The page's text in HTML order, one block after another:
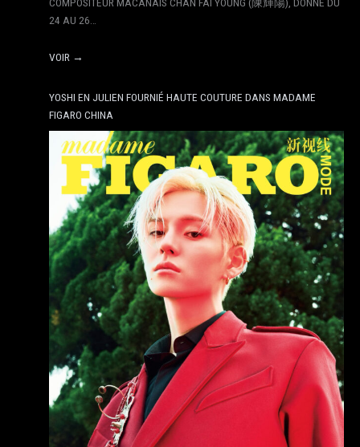
COMPOSITEUR MACANAIS CHAN FAI YOUNG (陳輝陽), DONNÉ DU
24 AU 26…
VOIR →
YOSHI EN JULIEN FOURNIÉ HAUTE COUTURE DANS MADAME
FIGARO CHINA